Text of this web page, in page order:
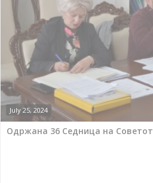
July 25, 2024
Одржана 36 Седница на Советот